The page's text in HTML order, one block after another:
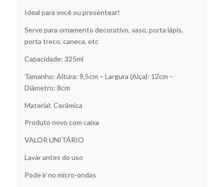
Ideal para você ou presentear!
Serve para ornamento decorativo, vaso, porta lápis,
porta treco, caneca, etc
Capacidade: 325ml
Tamanho: Altura: 9,5cm – Largura (Alça): 12cm –
Diâmetro: 8cm
Material: Cerâmica
Produto novo com caixa
VALOR UNITÁRIO
Lavar antes do uso
Pode ir no micro-ondas